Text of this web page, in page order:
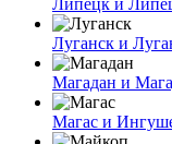
Луганск и
Магадан и
Магас и